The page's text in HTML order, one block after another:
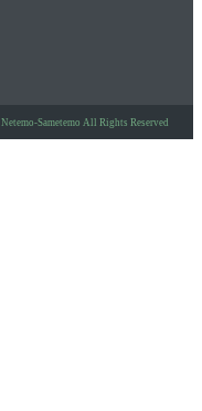
Netemo-Sametemo All Rights Reserved